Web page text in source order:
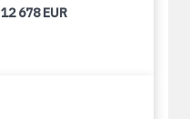
12 678 EUR